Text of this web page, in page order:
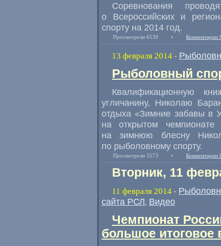
Соревнования
о Всероссийских и
спорту на 2014 год.
Просмотрели 6139 • Комментарии
13 февраля 2014 -
Рыболовный
Квалификационную
угличанину, Николаю
отдыха «Зимние забавы в
на открытом
на зимнюю блесну
по рыболовному спорту.
Просмотрели 5573 • Комментарии
Вторник, 11
11 февраля 2014 -
сайта РСЛ, Видео
Чемпионат
большое итоговое